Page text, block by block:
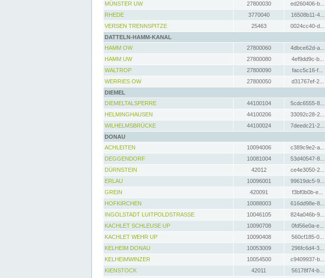
MÜNSTER UW
27800030 ed260406-b...
RHEDE
3770040 16508b11-4...
VERSEN TRENNSPITZE
25463 0024cc40-d...
DATTELN-HAMM-KANAL
HAMM OW
27800060 4dbce62d-a...
HAMM UW
27800080 4ef9dd9c-b...
WALTROP
27800090 facc5c16-f...
WERRIES OW
27800050 d31767ef-2...
DIEMEL
DIEMELTALSPERRE
44100104 5cdc6555-8...
HELMINGHAUSEN
44100206 33092c28-2...
WILHELMSBRÜCKE
44100024 7deedc21-2...
DONAU
ACHLEITEN
10094006 c389c9e2-a...
DEGGENDORF
10081004 53d40547-8...
DÜRNSTEIN
42012 ce4e3050-2...
ERLAU
10096001 99619dc5-9...
GREIN
420091 f3bf0b0b-e...
HOFKIRCHEN
10088003 616dd98e-8...
INGOLSTADT LUITPOLDSTRASSE
10046105 824a046b-9...
KACHLET SCHLEUSE UP
10090708 0fd56e0a-e...
KACHLET WEHR UP
10090408 560cf185-0...
KELHEIM DONAU
10053009 296fc6d4-3...
KELHEIMWINZER
10054500 c9409937-b...
KIENSTOCK
42011 56178f74-b...